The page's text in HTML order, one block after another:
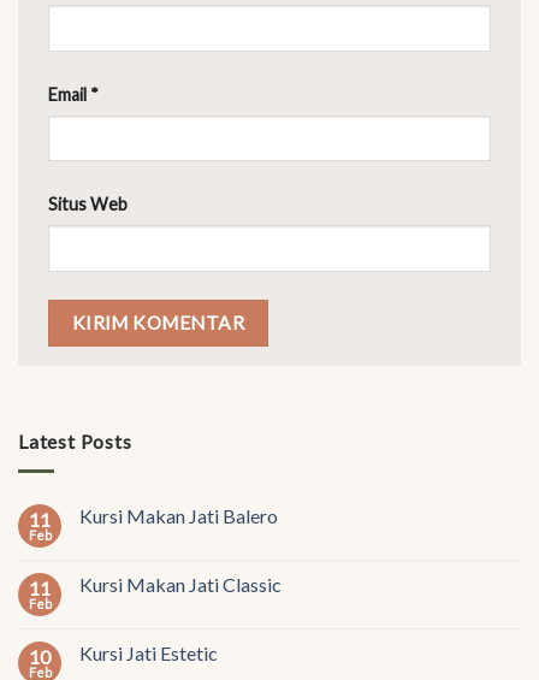
Email *
Situs Web
Latest Posts
11
Feb
Kursi Makan Jati Balero
11
Feb
Kursi Makan Jati Classic
10
Feb
Kursi Jati Estetic